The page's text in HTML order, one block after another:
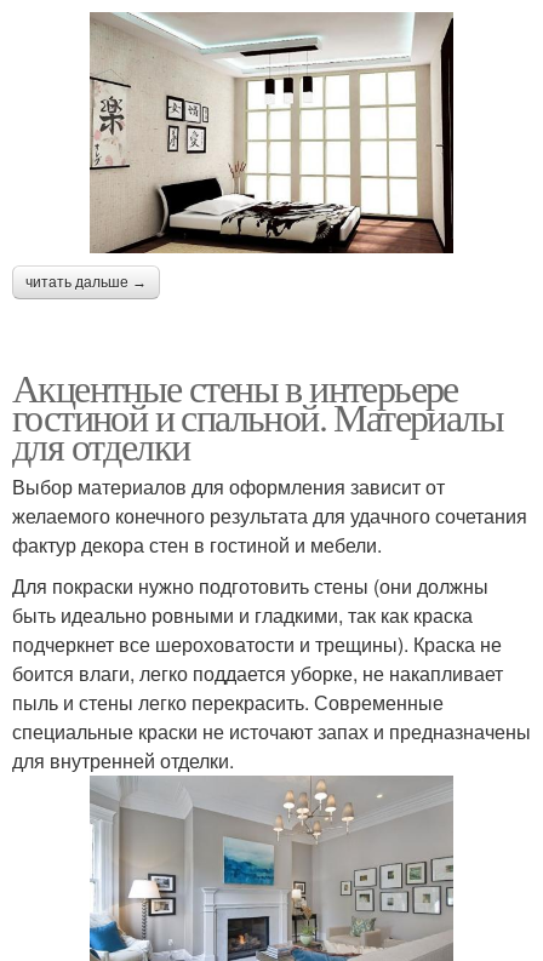
читать дальше →
Акцентные стены в интерьере
гостиной и спальной. Материалы
для отделки
Выбор материалов для оформления зависит от
желаемого конечного результата для удачного сочетания
фактур декора стен в гостиной и мебели.
Для покраски нужно подготовить стены (они должны
быть идеально ровными и гладкими, так как краска
подчеркнет все шероховатости и трещины). Краска не
боится влаги, легко поддается уборке, не накапливает
пыль и стены легко перекрасить. Современные
специальные краски не источают запах и предназначены
для внутренней отделки.